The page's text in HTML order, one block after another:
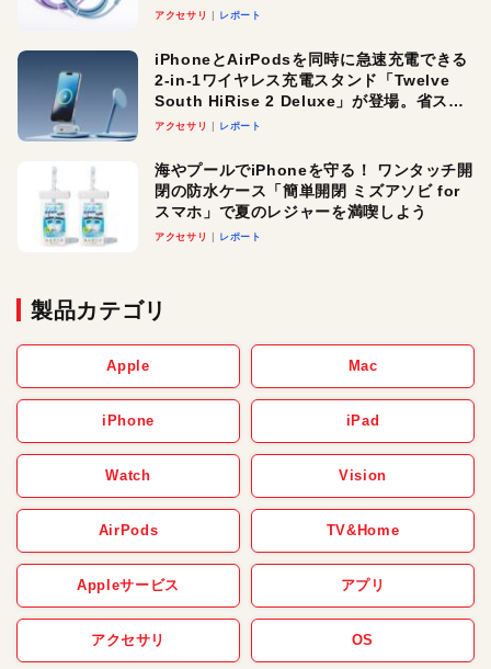
アクセサリ レポート
iPhoneとAirPodsを同時に急速充電できる
2-in-1ワイヤレス充電スタンド「Twelve
South HiRise 2 Deluxe」が登場。省スペ
ースでおしゃれに充電したい人にオスス
アクセサリ レポート
海やプールでiPhoneを守る！ ワンタッチ開
閉の防水ケース「簡単開閉 ミズアソビ for
スマホ」で夏のレジャーを満喫しよう
アクセサリ レポート
製品カテゴリ
Apple Mac
iPhone iPad
Watch Vision
AirPods TV&Home
Appleサービス アプリ
アクセサリ OS